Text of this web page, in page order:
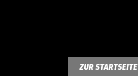
ZUR STARTSEITE